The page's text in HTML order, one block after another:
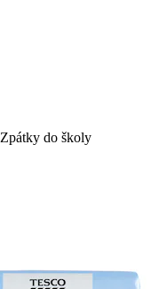
Zpátky do školy